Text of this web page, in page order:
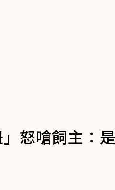
怒嗆飼主：